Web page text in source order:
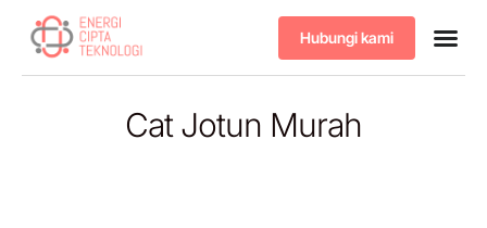
Hubungi kami
Cat Jotun Murah